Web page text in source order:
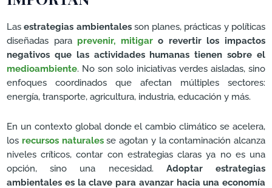
Lasestrategias ambientalesson planes, prácticas y políticas
diseñadas para prevenir, mitigaro revertir los impactos
negativos que las actividades humanas tienen sobre el
medioambiente. No son solo iniciativas verdes aisladas, sino
enfoques coordinados que afectan múltiples sectores:
energía, transporte, agricultura, industria, educación y más.
En un contexto global donde el cambio climático se acelera,
los recursos naturalesse agotan y la contaminación alcanza
niveles críticos, contar con estrategias claras ya no es una
opción, sino una necesidad. Adoptar estrategias
ambientales es la clave para avanzar hacia una economía